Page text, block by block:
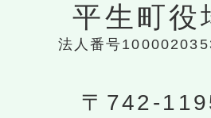
平生町役
法人番号
〒742-